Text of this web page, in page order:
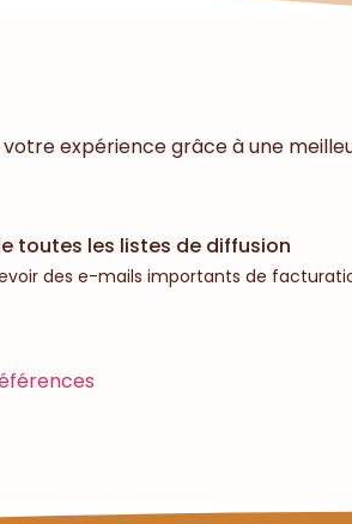
expérience grâce à une
toutes les listes de diffusion
des e-mails importants de